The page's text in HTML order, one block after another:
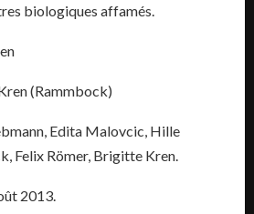
biologiques affamés.
(Rammbock)
Edita Malovcic, Hille
Felix Römer, Brigitte Kren.
2013.